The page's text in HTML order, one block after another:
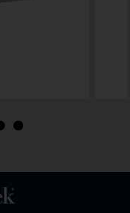
•